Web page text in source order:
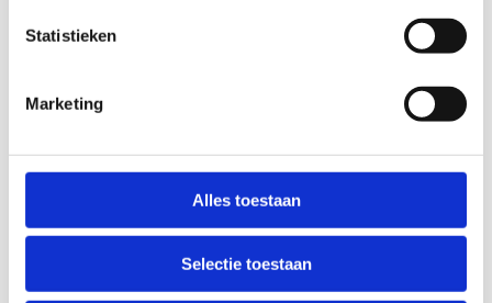
Statistieken
Marketing
Alles toestaan
Selectie toestaan
Name (*)
City/Town (*)
E-mail adress (*)